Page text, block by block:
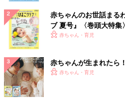
赤ちゃんのお世話まる
ブ 夏号』〈巻頭大特
く！ おっぱい・ミルク
赤ちゃん・育児
赤ちゃんが生まれたら
赤ちゃん・育児